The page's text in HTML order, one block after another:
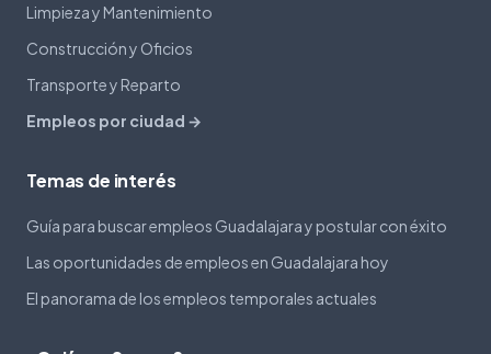
Limpieza y Mantenimiento
Construcción y Oficios
Transporte y Reparto
Empleos por ciudad →
Temas de interés
Guía para buscar empleos Guadalajara y postular con éxito
Las oportunidades de empleos en Guadalajara hoy
El panorama de los empleos temporales actuales